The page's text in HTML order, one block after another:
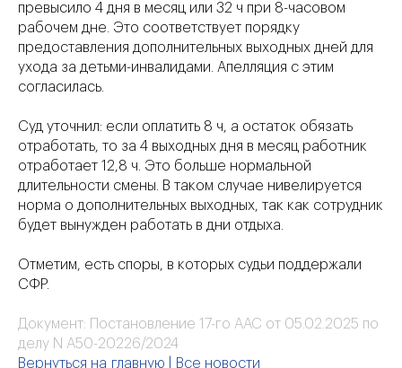
превысило 4 дня в месяц или 32 ч при 8-часовом
рабочем дне. Это соответствует порядку
предоставления дополнительных выходных дней для
ухода за детьми-инвалидами. Апелляция с этим
согласилась.
Суд уточнил: если оплатить 8 ч, а остаток обязать
отработать, то за 4 выходных дня в месяц работник
отработает 12,8 ч. Это больше нормальной
длительности смены. В таком случае нивелируется
норма о дополнительных выходных, так как сотрудник
будет вынужден работать в дни отдыха.
Отметим, есть споры, в которых судьи поддержали
СФР.
Документ:
Постановление 17-го ААС от 05.02.2025 по
делу N А50-20226/2024
Вернуться на главную
Все новости